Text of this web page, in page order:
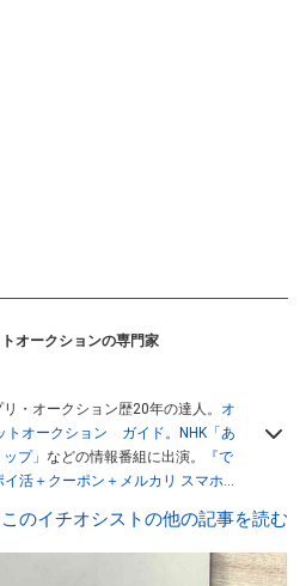
オークションの専門家
・オークション歴20年の達人。 オ
トオークション ガイド。
NHK「あ
プ」 などの情報番組に出演。
『で
活＋クーポン＋メルカリ スマホで
稼ぐ！』（翔泳社刊） ほか著書多
まぜ日記」。
ために、突然会社を辞める。翌月
このイチオシストの他の記事を読む